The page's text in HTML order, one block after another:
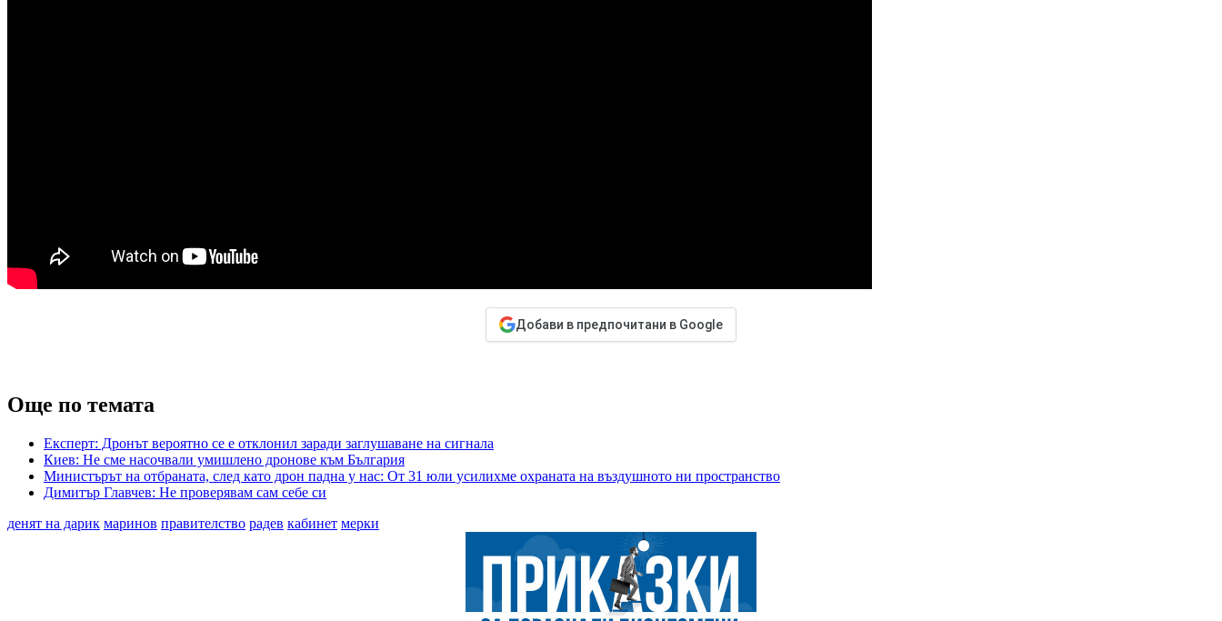
Добави в предпочитани в Google
Още по темата
Експерт: Дронът вероятно се е отклонил заради заглушаване на сигнала
Киев: Не сме насочвали умишлено дронове към България
Министърът на отбраната, след като дрон падна у нас: От 31 юли усилихме охраната на въздушното ни пространство
Димитър Главчев: Не проверявам сам себе си
денят на дарик маринов правителство радев кабинет мерки